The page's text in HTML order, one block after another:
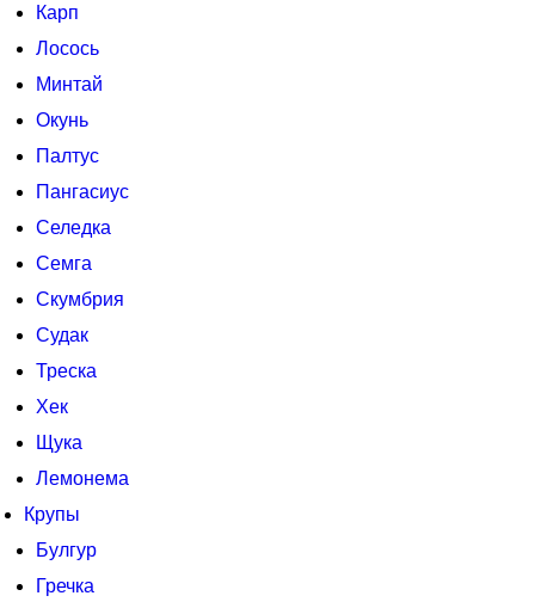
Карп
Лосось
Минтай
Окунь
Палтус
Пангасиус
Селедка
Семга
Скумбрия
Судак
Треска
Хек
Щука
Лемонема
Крупы
Булгур
Гречка